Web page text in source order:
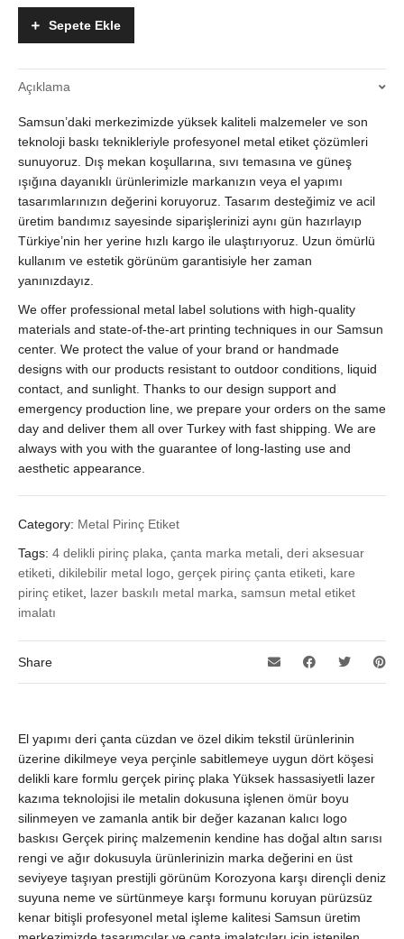
Köşe
Çanta
ve
Marka
Etiketi
quantity
Sepete Ekle
Açıklama
Samsun’daki merkezimizde yüksek kaliteli malzemeler ve son
teknoloji baskı teknikleriyle profesyonel metal etiket çözümleri
sunuyoruz. Dış mekan koşullarına, sıvı temasına ve güneş
ışığına dayanıklı ürünlerimizle markanızın veya el yapımı
tasarımlarınızın değerini koruyoruz. Tasarım desteğimiz ve acil
üretim bandımız sayesinde siparişlerinizi aynı gün hazırlayıp
Türkiye’nin her yerine hızlı kargo ile ulaştırıyoruz. Uzun ömürlü
kullanım ve estetik görünüm garantisiyle her zaman
yanınızdayız.
We offer professional metal label solutions with high-quality
materials and state-of-the-art printing techniques in our Samsun
center. We protect the value of your brand or handmade
designs with our products resistant to outdoor conditions, liquid
contact, and sunlight. Thanks to our design support and
emergency production line, we prepare your orders on the same
day and deliver them all over Turkey with fast shipping. We are
always with you with the guarantee of long-lasting use and
aesthetic appearance.
Category: Metal Pirinç Etiket
Tags: 4 delikli pirinç plaka çanta marka metali deri aksesuar
etiketi dikilebilir metal logo gerçek pirinç çanta etiketi kare
pirinç etiket lazer baskılı metal marka samsun metal etiket
imalatı
Share
El yapımı deri çanta cüzdan ve özel dikim tekstil ürünlerinin
üzerine dikilmeye veya perçinle sabitlemeye uygun dört köşesi
delikli kare formlu gerçek pirinç plaka Yüksek hassasiyetli lazer
kazıma teknolojisi ile metalin dokusuna işlenen ömür boyu
silinmeyen ve zamanla antik bir değer kazanan kalıcı logo
baskısı Gerçek pirinç malzemenin kendine has doğal altın sarısı
rengi ve ağır dokusuyla ürünlerinizin marka değerini en üst
seviyeye taşıyan prestijli görünüm Korozyona karşı dirençli deniz
suyuna neme ve sürtünmeye karşı formunu koruyan pürüzsüz
kenar bitişli profesyonel metal işleme kalitesi Samsun üretim